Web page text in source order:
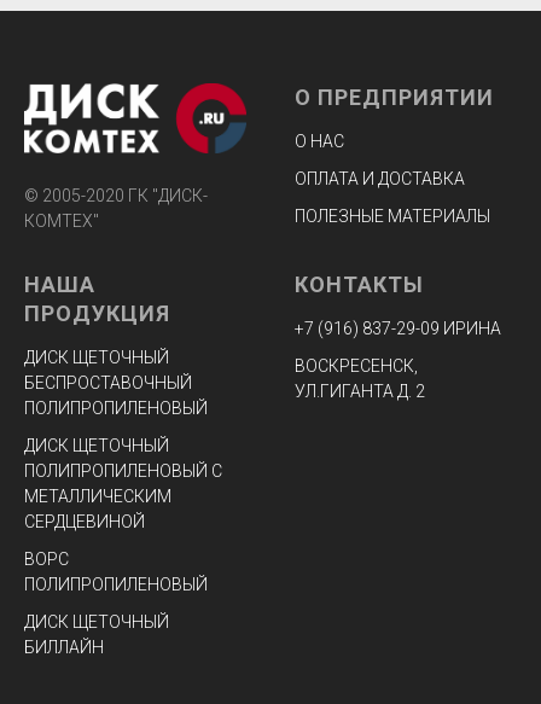
готовы выполнить заказ
розничного покупателя. Наше
производство позволяет
выполнить любой заказ,
пропиленовых
беспроставочных, билайн или с
дисков с металлической
сердцевиной. По всем
интересующим Вас вопросам
Вы можете
проконсультироваться по
телефонам, указанным в
разделе
© 2005-2020 ГК "ДИСК-
КОМТЕХ"
О ПРЕДПРИЯТИИ
О НАС
ОПЛАТА И ДОСТАВКА
ПОЛЕЗНЫЕ МАТЕРИАЛЫ
НАША
ПРОДУКЦИЯ
ДИСК ЩЕТОЧНЫЙ
БЕСПРОСТАВОЧНЫЙ
ПОЛИПРОПИЛЕНОВЫЙ
ДИСК ЩЕТОЧНЫЙ
ПОЛИПРОПИЛЕНОВЫЙ С
МЕТАЛЛИЧЕСКИМ
СЕРДЦЕВИНОЙ
ВОРС
ПОЛИПРОПИЛЕНОВЫЙ
ДИСК ЩЕТОЧНЫЙ
БИЛЛАЙН
КОНТАКТЫ
+7 (916) 837-29-09 ИРИНА
ВОСКРЕСЕНСК,
УЛ.ГИГАНТА Д. 2